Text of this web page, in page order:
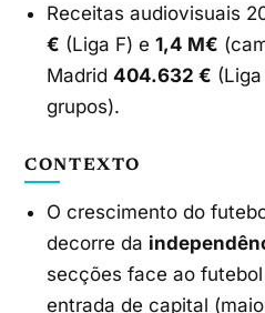
Receitas audiovisuais
€ (Liga F) e1,4 M€
Madrid404.632 €
grupos).
CONTEXTO
O crescimento do
decorre da
secções face ao
entrada de capital